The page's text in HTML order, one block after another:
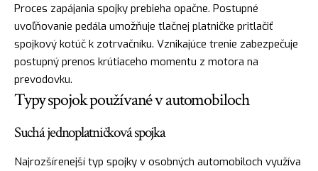
Proces zapájania spojky prebieha opačne. Postupné
uvoľňovanie pedála umožňuje tlačnej platničke pritlačiť
spojkový kotúč k zotrvačníku. Vznikajúce trenie zabezpečuje
postupný prenos krútiaceho momentu z motora na
prevodovku.
Typy spojok používané v automobiloch
Suchá jednoplatničková spojka
Najrozšírenejší typ spojky v osobných automobiloch využíva